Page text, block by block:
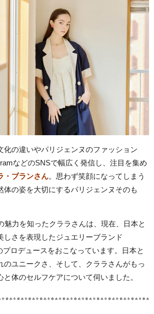
化の違いやパリジェンヌのファッション
などのSNSで幅広く発信し、注目を集め
・ブランさん。思わず笑顔になってしまう
体の姿を大切にするパリジェンヌそのも
魅力を知ったクララさんは、現在、日本と
しさを表現したジュエリーブランド
プロデュースをおこなっています。日本と
のユニークさ、そして、クララさんがもっ
と体のセルフケアについて伺いました。